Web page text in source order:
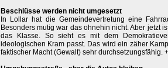
Beschlüsse werden nicht umgesetzt
In Lollar hat die Gemeindevertretung eine
Besonders mutig war das ohnehin nicht. Aber jetzt
das Klasse. So sieht es mit dem
ideologischen Kram passt. Das wird ein zäher
faktischer Macht (Gewalt) sehr durchsetzungsfähig.